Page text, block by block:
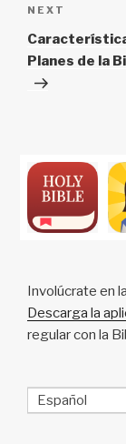
Next
Post
NEXT
Planes de la
Involúcrate en
Descarga la
regular con la
Español